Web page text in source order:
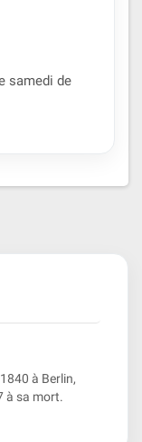
samedi de
à Berlin,
à sa mort.